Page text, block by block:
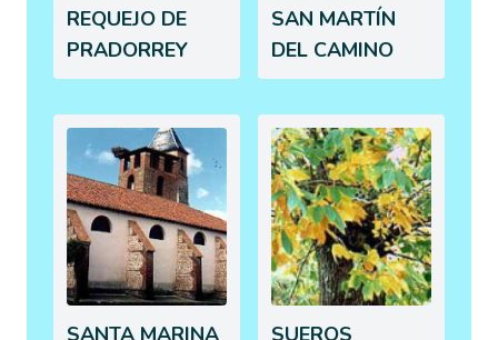
REQUEJO DE
PRADORREY
SAN MARTÍN
DEL CAMINO
SANTA MARINA
SUEROS